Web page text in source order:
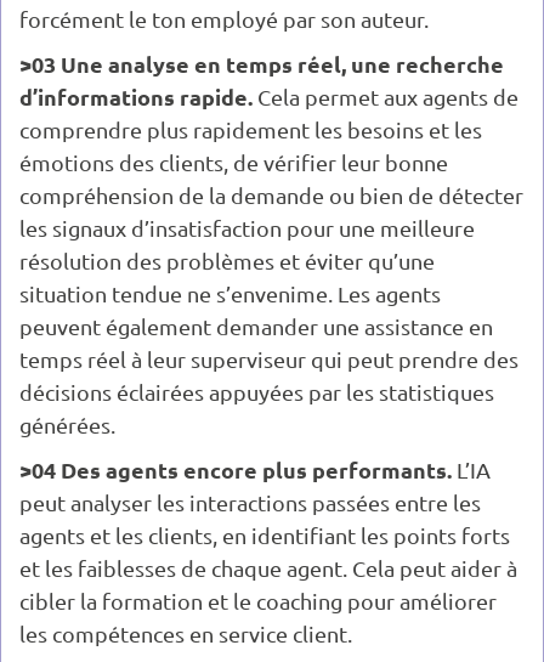
forcément le ton employé par son auteur.
>03 Une analyse en temps réel, une recherche
d’informations rapide. Cela permet aux agents de
comprendre plus rapidement les besoins et les
émotions des clients, de vérifier leur bonne
compréhension de la demande ou bien de détecter
les signaux d’insatisfaction pour une meilleure
résolution des problèmes et éviter qu’une
situation tendue ne s’envenime. Les agents
peuvent également demander une assistance en
temps réel à leur superviseur qui peut prendre des
décisions éclairées appuyées par les statistiques
générées.
>04 Des agents encore plus performants. L’IA
peut analyser les interactions passées entre les
agents et les clients, en identifiant les points forts
et les faiblesses de chaque agent. Cela peut aider à
cibler la formation et le coaching pour améliorer
les compétences en service client.